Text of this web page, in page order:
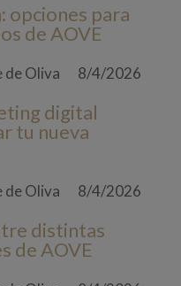
opciones para
de AOVE
de Oliva 8/4/2026
digital
tu nueva
de Oliva 8/4/2026
distintas
de AOVE